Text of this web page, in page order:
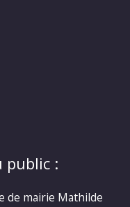
public :
de mairie Mathilde